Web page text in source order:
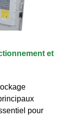
et
pour